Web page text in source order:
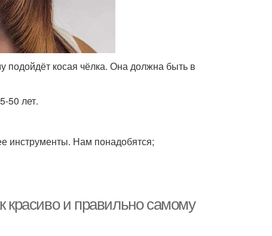
подойдёт косая чёлка. Она должна быть в
50 лет.
инструменты. Нам понадобятся;
красиво и правильно самому